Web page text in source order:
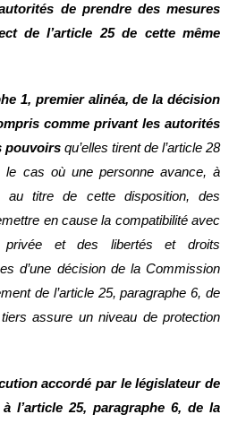
de prendre des mesures
de l’article 25 de cette même
1, premier alinéa, de la décision
comme privant les autorités
pouvoirs qu’elles tirent de l’article 28
le cas où une personne avance, à
au titre de cette disposition, des
en cause la compatibilité avec
et des libertés et droits
d’une décision de la Commission
de l’article 25, paragraphe 6, de
assure un niveau de protection
accordé par le législateur de
l’article 25, paragraphe 6, de la